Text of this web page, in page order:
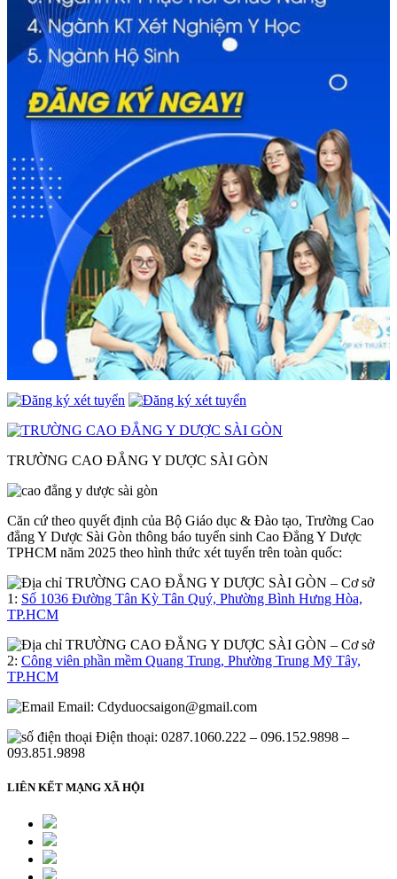
TRƯỜNG CAO ĐẲNG Y DƯỢC SÀI GÒN
Căn cứ theo quyết định của Bộ Giáo dục & Đào tạo, Trường Cao
đẳng Y Dược Sài Gòn thông báo tuyển sinh Cao Đẳng Y Dược
TPHCM năm 2025 theo hình thức xét tuyển trên toàn quốc:
– Cơ sở
1: Số 1036 Đường Tân Kỳ Tân Quý, Phường Bình Hưng Hòa,
TP.HCM
– Cơ sở
2: Công viên phần mềm Quang Trung, Phường Trung Mỹ Tây,
TP.HCM
Email: Cdyduocsaigon@gmail.com
Điện thoại: 0287.1060.222 – 096.152.9898 –
093.851.9898
LIÊN KẾT MẠNG XÃ HỘI